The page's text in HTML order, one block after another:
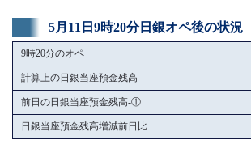
5月11日9時20分日銀オペ後の状況
9時20分のオペ
計算上の日銀当座預金残高
前日の日銀当座預金残高-①
日銀当座預金残高増減前日比